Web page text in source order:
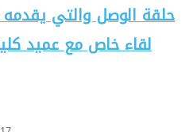
حلقة الوصل والتي يقدمه
لقاء خاص مع عميد